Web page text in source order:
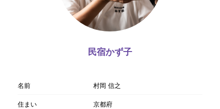
民宿かず子
名前
村岡 信之
住まい
京都府